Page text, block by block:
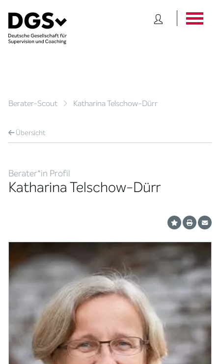
Berater-Scout Katharina Telschow-Dürr
Übersicht
Berater*in Profil
Katharina Telschow-Dürr